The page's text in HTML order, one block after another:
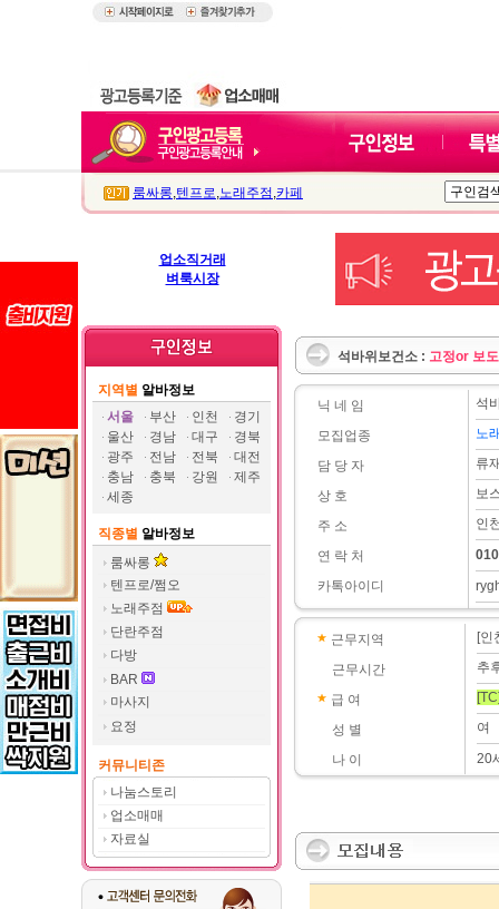
룸싸롱,텐프로,노래주점 ,카페
업소직거래
벼룩시장
지역별 알바정보
서울
부산 인천
경기
울산
경남 대구
경북
광주
전남 전북
대전
충남
충북 강원
제주
세종
직종별 알바정보
룸싸롱
텐프로/쩜오
노래주점
단란주점
다방
BAR
마사지
요정
커뮤니티존
나눔스토리
업소매매
자료실
석바위보건소 : 고정or 보
닉 네 임
모집업종
담 당 자
상 호
주 소
연 락 처
카톡아이디
석
노
류
보
인
근무지역
근무시간
급 여
성 별
나 이
[인
추
여
20